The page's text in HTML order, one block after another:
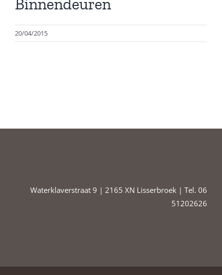
Binnendeuren
20/04/2015
Waterklaverstraat 9 | 2165 XN Lisserbroek | Tel. 06
51202626